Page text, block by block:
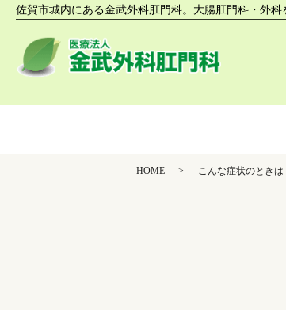
佐賀市城内にある金武外科肛門科。大腸肛門科・外
HOME こんな症状のときは